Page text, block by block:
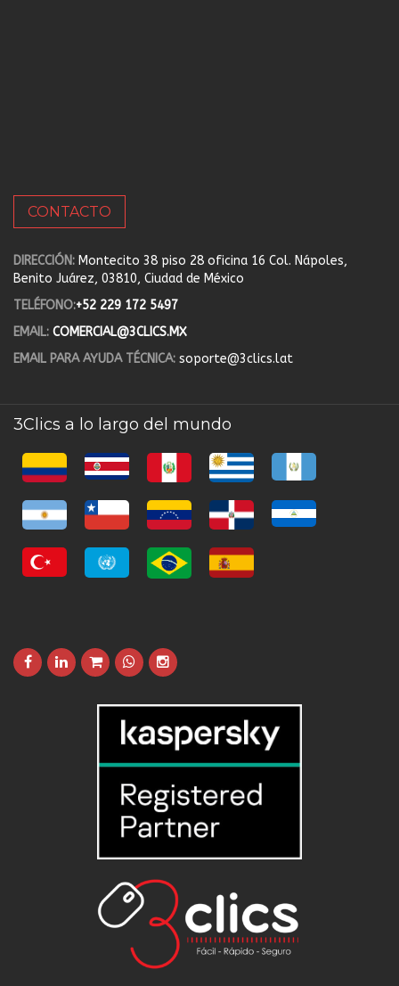
CONTACTO
DIRECCIÓN: Montecito 38 piso 28 oficina 16 Col. Nápoles,
Benito Juárez, 03810, Ciudad de México
TELÉFONO:+52 229 172 5497
EMAIL: COMERCIAL@3CLICS.MX
EMAIL PARA AYUDA TÉCNICA: soporte@3clics.lat
3Clics a lo largo del mundo